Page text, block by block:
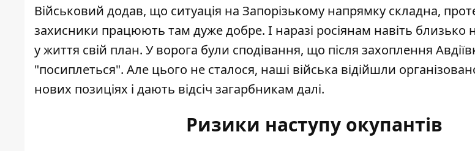
Військовий додав, що ситуація на Запорізькому напрямку складна,
захисники працюють там дуже добре. І наразі росіянам навіть близько
у життя свій план. У ворога були сподівання, що після захоплення
"посиплеться". Але цього не сталося, наші війська відійшли
нових позиціях і дають відсіч загарбникам далі.
Ризики наступу окупантів